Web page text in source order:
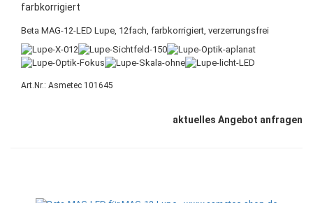
farbkorrigiert
Beta MAG-12-LED Lupe, 12fach, farbkorrigiert, verzerrungsfrei
Art.Nr.: Asmetec 101645
aktuelles Angebot anfragen